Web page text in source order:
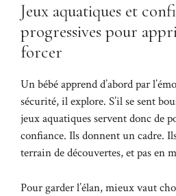
Jeux aquatiques et
progressives pour
forcer
Un bébé apprend d’abord par
sécurité, il explore. S’il se sent
jeux aquatiques servent donc de
confiance. Ils donnent un cadre.
terrain de découvertes, et pas en
Pour garder l’élan, mieux vaut